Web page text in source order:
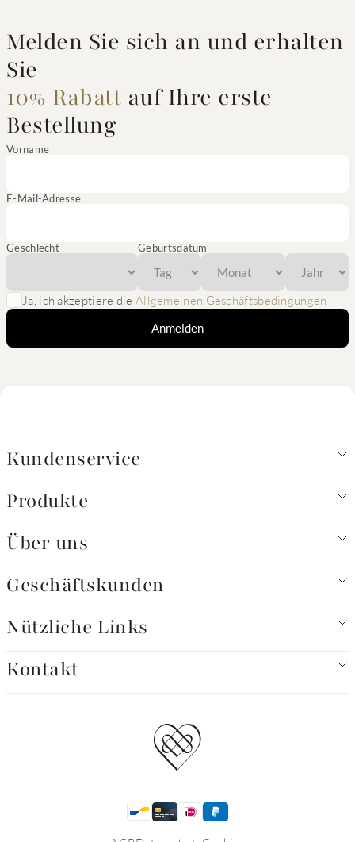
Melden Sie sich an und erhalten
Sie
10% Rabatt auf Ihre erste
Bestellung
Vorname
E-Mail-Adresse
Geschlecht Geburtsdatum
Ja, ich akzeptiere die Allgemeinen Geschäftsbedingungen
Anmelden
Kundenservice
Produkte
Über uns
Geschäftskunden
Nützliche Links
Kontakt